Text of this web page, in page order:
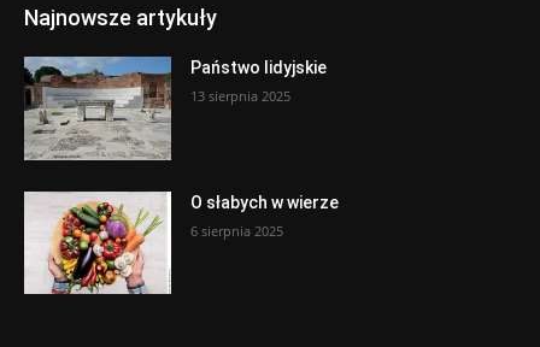
Najnowsze artykuły
Państwo lidyjskie
13 sierpnia 2025
O słabych w wierze
6 sierpnia 2025